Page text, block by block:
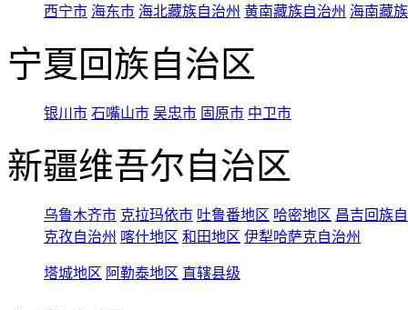
西宁市 海东市 海北藏族自治州 黄南藏族自治州 海南藏
宁夏回族自治区
银川市 石嘴山市 吴忠市 固原市 中卫市
新疆维吾尔自治区
乌鲁木齐市 克拉玛依市 吐鲁番地区 哈密地区 昌吉回族
克孜自治州 喀什地区 和田地区 伊犁哈萨克自治州
塔城地区 阿勒泰地区 直辖县级